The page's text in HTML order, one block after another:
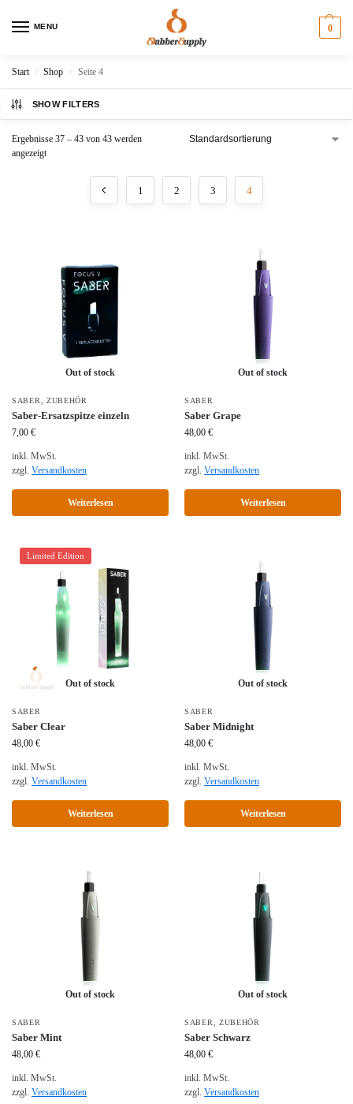
MENU 0
Start / Shop / Seite 4
SHOW FILTERS
Ergebnisse 37 – 43 von 43 werden
angezeigt
1 2 3 4
Out of stock
SABER ZUBEHÖR
Saber-Ersatzspitze einzeln
7,00 €
inkl. MwSt.
zzgl. Versandkosten
Weiterlesen
Out of stock
SABER
Saber Grape
48,00 €
inkl. MwSt.
zzgl. Versandkosten
Weiterlesen
Limited Edition
Out of stock
SABER
Saber Clear
48,00 €
inkl. MwSt.
zzgl. Versandkosten
Weiterlesen
Out of stock
SABER
Saber Midnight
48,00 €
inkl. MwSt.
zzgl. Versandkosten
Weiterlesen
Out of stock
SABER
Saber Mint
48,00 €
inkl. MwSt.
zzgl. Versandkosten
Out of stock
SABER ZUBEHÖR
Saber Schwarz
48,00 €
inkl. MwSt.
zzgl. Versandkosten